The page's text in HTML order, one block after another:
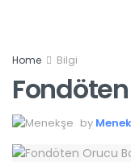
Home Bilgi
by